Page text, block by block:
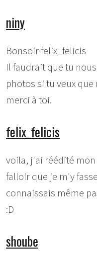
niny
Bonsoir felix_felicis
Il faudrait que tu
photos si tu veux
merci à toi.
felix_felicis
voila, j'ai réédité mon
falloir que je m'y
connaissais même
:D
shoube